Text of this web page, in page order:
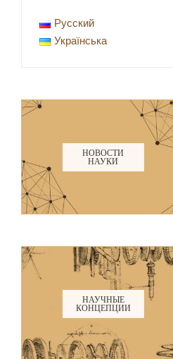
Русский
Українська
НОВОСТИ
НАУКИ
НАУЧНЫЕ
КОНЦЕПЦИИ